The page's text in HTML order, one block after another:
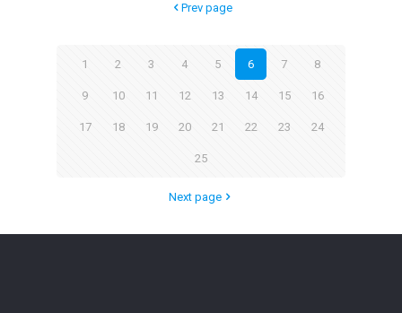
Prev page
1 2 3 4 5 6 7 8
9 10 11 12 13 14 15 16
17 18 19 20 21 22 23 24
25
Next page